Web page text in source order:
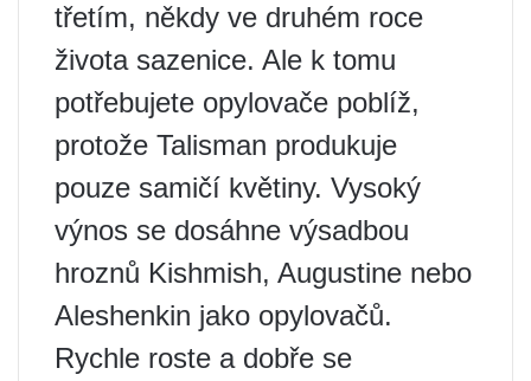
třetím, někdy ve druhém roce
života sazenice. Ale k tomu
potřebujete opylovače poblíž,
protože Talisman produkuje
pouze samičí květiny. Vysoký
výnos se dosáhne výsadbou
hroznů Kishmish, Augustine nebo
Aleshenkin jako opylovačů.
Rychle roste a dobře se